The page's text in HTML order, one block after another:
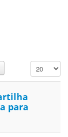
Exibir #
para